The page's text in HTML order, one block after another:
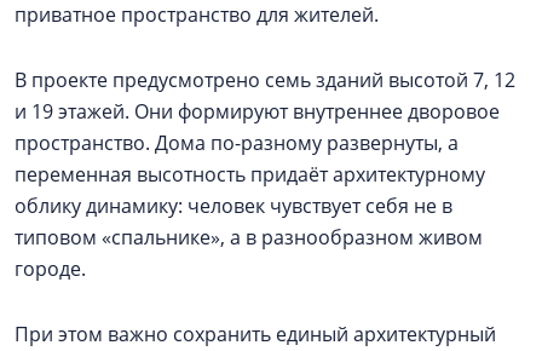
приватное пространство для жителей.
В проекте предусмотрено семь зданий высотой 7, 12
и 19 этажей. Они формируют внутреннее дворовое
пространство. Дома по-разному развернуты, а
переменная высотность придаёт архитектурному
облику динамику: человек чувствует себя не в
типовом «спальнике», а в разнообразном живом
городе.
При этом важно сохранить единый архитектурный